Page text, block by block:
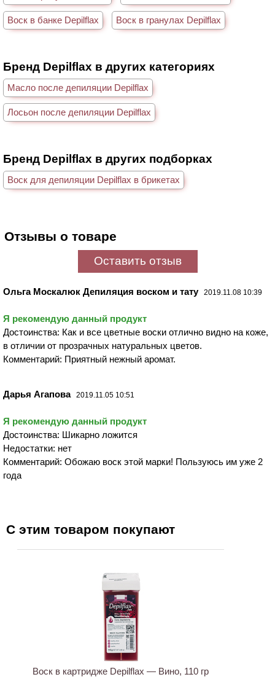
Воск в банке Depilflax Воск в гранулах Depilflax
Бренд Depilflax в других категориях
Масло после депиляции Depilflax
Лосьон после депиляции Depilflax
Бренд Depilflax в других подборках
Воск для депиляции Depilflax в брикетах
Отзывы о товаре
Оставить отзыв
Ольга Москалюк Депиляция воском и тату 2019.11.08 10:39
Я рекомендую данный продукт
Достоинства: Как и все цветные воски отлично видно на коже,
в отличии от прозрачных натуральных цветов.
Комментарий: Приятный нежный аромат.
Дарья Агапова 2019.11.05 10:51
Я рекомендую данный продукт
Достоинства: Шикарно ложится
Недостатки: нет
Комментарий: Обожаю воск этой марки! Пользуюсь им уже 2
года
С этим товаром покупают
Воск в картридже Depilflax — Вино, 110 гр